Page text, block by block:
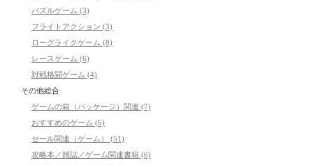
パズルゲーム (3)
フライトアクション (3)
ローグライクゲーム (8)
レースゲーム (6)
対戦格闘ゲーム (4)
その他総合
ゲームの箱（パッケージ）関連 (7)
おすすめのゲーム (6)
セール関連（ゲーム） (51)
攻略本／雑誌／ゲーム関連書籍 (6)